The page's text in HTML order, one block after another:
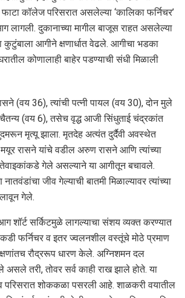
कॉलेज परिसरात असलेल्या ‘कालिका फर्निचर’
लागली. दुकानाच्या मागील बाजूस राहत असलेल्या
आगीने क्षणार्धात वेढले. आगीचा भडका
कोणालाही बाहेर पडण्याची संधी मिळाली
(वय 36), त्यांची पत्नी पायल (वय 30), दोन मुले
(वय 6), तसेच वृद्ध आजी सिंधुताई चंद्रकांत
मृत्यू झाला. मृतदेह अत्यंत दुर्दैवी अवस्थेत
रासने यांचे वडील अरुण रासने आणि त्यांच्या
गेले असल्याने या आगीतून बचावले.
जीव गेल्याची बातमी मिळाल्यावर त्यांच्या
गेले.
शॉर्ट सर्किटमुळे लागल्याचा संशय व्यक्त करण्यात
फर्निचर व इतर ज्वलनशील वस्तूंचे मोठे प्रमाण
रौद्ररूप धारण केले. अग्निशमन दल
तरी, तोवर सर्व काही राख झाले होते. या
परिसरात शोककळा पसरली आहे. शाळकरी वयातील